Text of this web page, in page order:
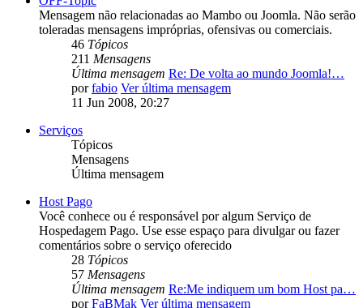
Mensagem não relacionadas ao Mambo ou Joomla. Não serão
toleradas mensagens impróprias, ofensivas ou comerciais.
46 Tópicos
211 Mensagens
Última mensagem Re: De volta ao mundo Joomla!…
porfabio Ver última mensagem
11 Jun 2008, 20:27
Serviços
Tópicos
Mensagens
Última mensagem
Host Pago
Você conhece ou é responsável por algum Serviço de
Hospedagem Pago. Use esse espaço para divulgar ou fazer
comentários sobre o serviço oferecido
28 Tópicos
57 Mensagens
Última mensagem Re:Me indiquem um bom Host pa…
porFaBMak Ver última mensagem